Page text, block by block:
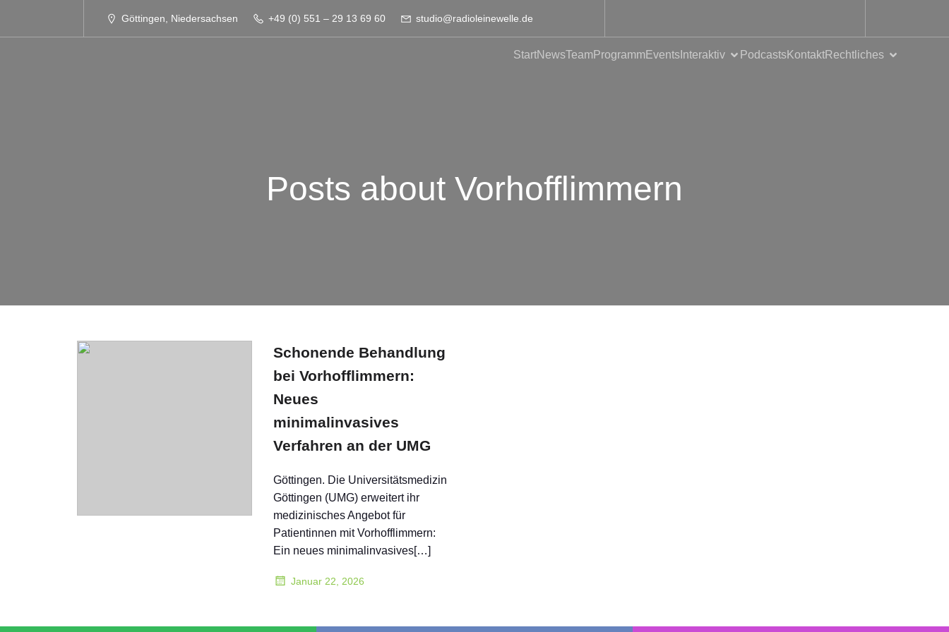
Göttingen, Niedersachsen +49 (0) 551 – 29 13 69 60 studio@radioleinewelle.de
StartNewsTeam Programm Events Interaktiv PodcastsKontaktRechtliches
Posts about Vorhofflimmern
Schonende Behandlung
bei Vorhofflimmern:
Neues
minimalinvasives
Verfahren an der UMG
Göttingen. Die Universitätsmedizin
Göttingen (UMG) erweitert ihr
medizinisches Angebot für
Patientinnen mit Vorhofflimmern:
Ein neues minimalinvasives[…]
Januar 22, 2026